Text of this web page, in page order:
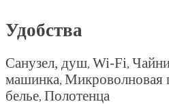
Удобства
Санузел, душ, Wi-Fi,
машинка, Микроволновая
белье, Полотенца